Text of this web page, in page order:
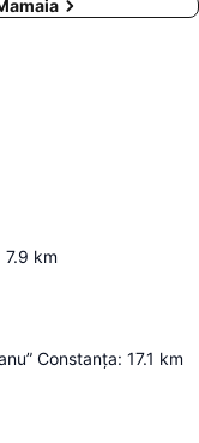
7.9 km
Constanța: 17.1 km